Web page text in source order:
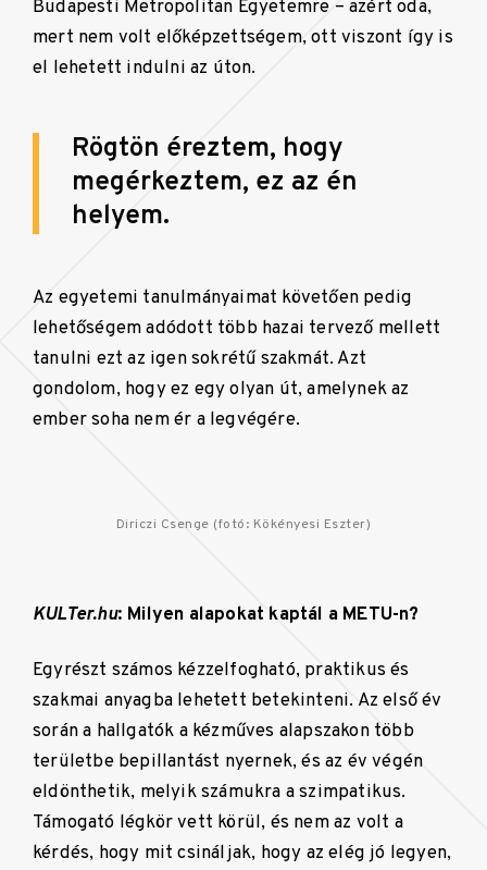
Budapesti Metropolitan Egyetemre – azért oda,
mert nem volt előképzettségem, ott viszont így is
el lehetett indulni az úton.
Rögtön éreztem, hogy
megérkeztem, ez az én
helyem.
Az egyetemi tanulmányaimat követően pedig
lehetőségem adódott több hazai tervező mellett
tanulni ezt az igen sokrétű szakmát. Azt
gondolom, hogy ez egy olyan út, amelynek az
ember soha nem ér a legvégére.
Diriczi Csenge (fotó: Kökényesi Eszter)
KULTer.hu: Milyen alapokat kaptál a METU-n?
Egyrészt számos kézzelfogható, praktikus és
szakmai anyagba lehetett betekinteni. Az első év
során a hallgatók a kézműves alapszakon több
területbe bepillantást nyernek, és az év végén
eldönthetik, melyik számukra a szimpatikus.
Támogató légkör vett körül, és nem az volt a
kérdés, hogy mit csináljak, hogy az elég jó legyen,